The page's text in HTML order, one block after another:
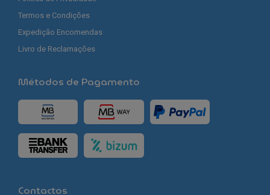
Termos e Condições
Expedição Encomendas
Livro de Reclamações
Métodos de Pagamento
Contactos